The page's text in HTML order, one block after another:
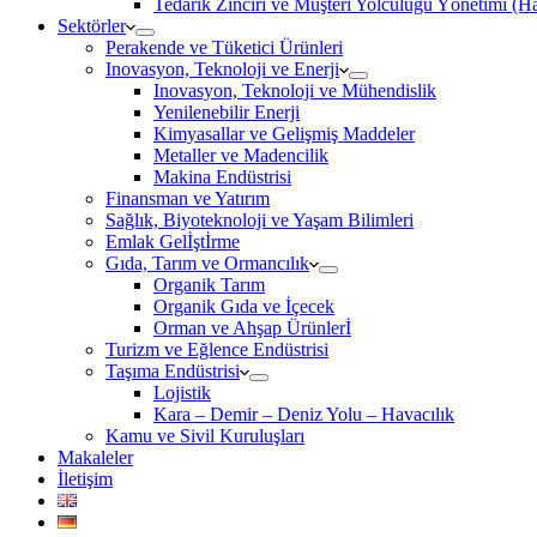
Tedarik Zinciri ve Müşteri Yolculuğu Yönetimi
Sektörler
Perakende ve Tüketici Ürünleri
Inovasyon, Teknoloji ve Enerji
Inovasyon, Teknoloji ve Mühendislik
Yenilenebilir Enerji
Kimyasallar ve Gelişmiş Maddeler
Metaller ve Madencilik
Makina Endüstrisi
Finansman ve Yatırım
Sağlık, Biyoteknoloji ve Yaşam Bilimleri
Emlak Gelİştİrme
Gıda, Tarım ve Ormancılık
Organik Tarım
Organik Gıda ve İçecek
Orman ve Ahşap Ürünlerİ
Turizm ve Eğlence Endüstrisi
Taşıma Endüstrisi
Lojistik
Kara – Demir – Deniz Yolu – Havacılık
Kamu ve Sivil Kuruluşları
Makaleler
İletişim